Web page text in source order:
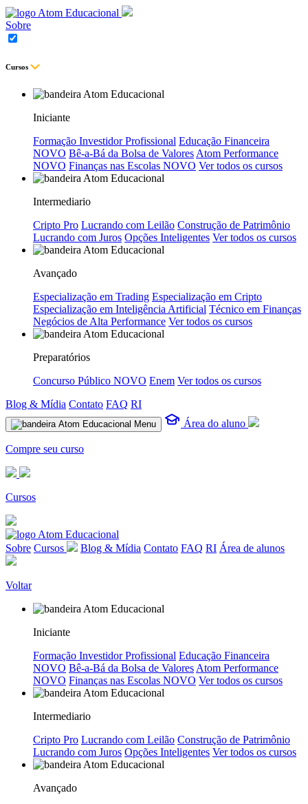
Sobre
Cursos
Iniciante
Formação Investidor Profissional Educação Financeira
NOVO Bê-a-Bá da Bolsa de Valores Atom Performance
NOVO Finanças nas Escolas NOVO Ver todos os cursos
Intermediario
Cripto Pro Lucrando com Leilão Construção de Patrimônio
Lucrando com Juros Opções Inteligentes Ver todos os cursos
Avançado
Especialização em Trading Especialização em Cripto
Especialização em Inteligência Artificial Técnico em Finanças
Negócios de Alta Performance Ver todos os cursos
Preparatórios
Concurso Público NOVO Enem Ver todos os cursos
Blog & Mídia Contato FAQ RI
Menu Área do aluno
Compre seu curso
Cursos
Sobre Cursos Blog & Mídia Contato FAQ RI Área de alunos
Voltar
Iniciante
Formação Investidor Profissional Educação Financeira
NOVO Bê-a-Bá da Bolsa de Valores Atom Performance
NOVO Finanças nas Escolas NOVO Ver todos os cursos
Intermediario
Cripto Pro Lucrando com Leilão Construção de Patrimônio
Lucrando com Juros Opções Inteligentes Ver todos os cursos
Avançado